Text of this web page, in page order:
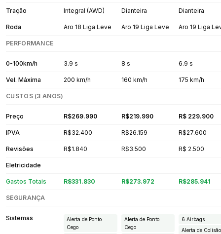
Tração Integral (AWD) Dianteira Dianteira
Roda Aro 18 Liga Leve Aro 19 Liga Leve Aro 19 Liga
PERFORMANCE
0-100km/h 3.9 s 8 s 6.9 s
Vel. Máxima 200 km/h 160 km/h 175 km/h
CUSTOS (3 ANOS)
Preço R$269.990 R$219.990 R$ 229.900
IPVA R$32.400 R$26.159 R$27.600
Revisões R$1.840 R$3.500 R$ 2.500
Eletricidade
Gastos Totais R$331.830 R$273.972 R$285.941
SEGURANÇA
Sistemas
Alerta de Ponto
Cego
Alerta de Ponto
Cego
6 Airbags
Alerta de Colisão